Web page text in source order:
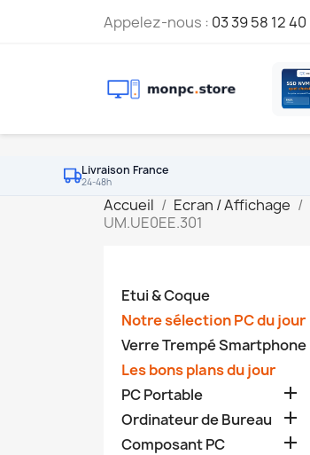
Appelez-nous : 03 39 58 12 40
Livraison France
24-48h
Accueil Ecran / Affichage
UM.UE0EE.301
Etui & Coque
Notre sélection PC du jour
Verre Trempé Smartphone
Les bons plans du jour
PC Portable

Ordinateur de Bureau 
Composant PC 